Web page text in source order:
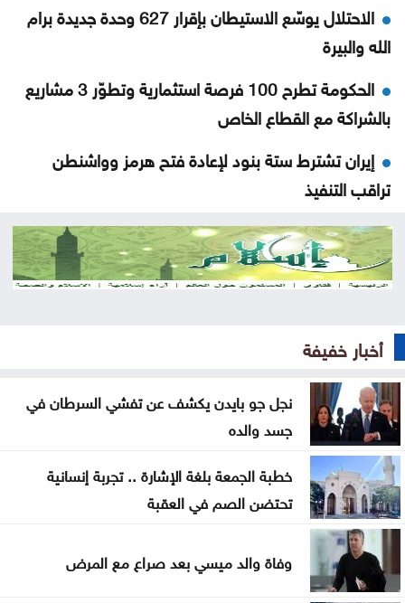
الاحتلال يوسّع الاستيطان بإقرار 627 وحدة جديدة برام
الله والبيرة
الحكومة تطرح 100 فرصة استثمارية وتطوّر 3 مشاريع
بالشراكة مع القطاع الخاص
إيران تشترط ستة بنود لإعادة فتح هرمز وواشنطن
تراقب التنفيذ
تركيا ترجّح انضمام مصر لاتفاق الدفاع الثلاثي مع الرياض
وإسلام آباد
85% من الخدمات الحكومية جرى رقمنتها حتى منتصف
النواب يناقش الأحد قانون هيئة الاعتماد وشكاوى
البنزين
النقل البري تستكمل اليوم التشغيل التجريبي لخطوط
جديدة
السعودية: إخماد حريق في منشأة أرامكو بجيزان بلا
إصابات
أخبار خفيفة
نجل جو بايدن يكشف عن تفشي السرطان في
جسد والده
خطبة الجمعة بلغة الإشارة .. تجربة إنسانية
تحتضن الصم في العقبة
وفاة والد ميسي بعد صراع مع المرض